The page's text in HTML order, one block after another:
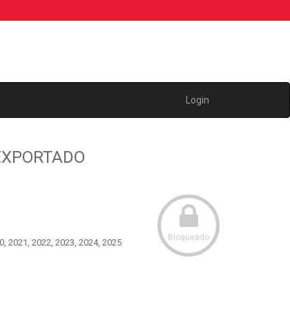
Login
Bloqueado
2021, 2022, 2023, 2024, 2025